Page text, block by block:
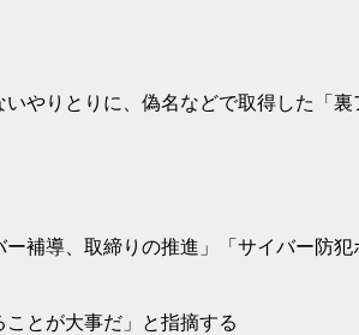
やりとりに、偽名などで取得した「
補導、取締りの推進」「サイバー防
とが大事だ」と指摘する